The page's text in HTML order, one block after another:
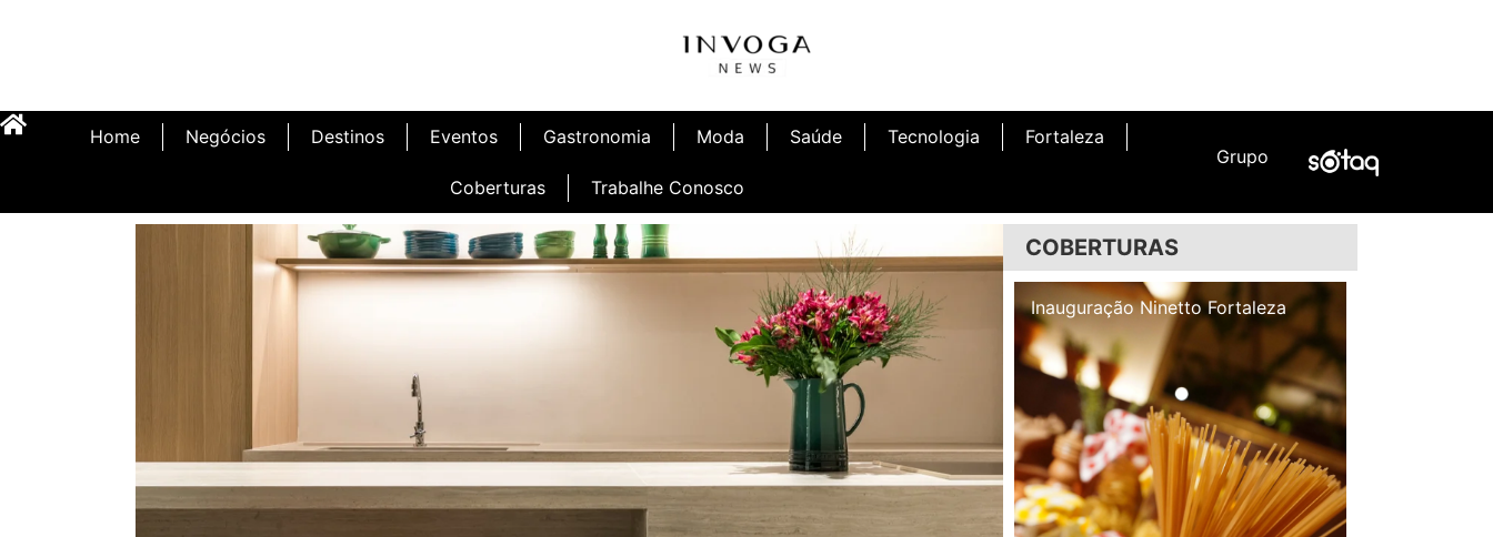
Home Negócios Destinos Eventos Gastronomia Moda Saúde Tecnologia Fortaleza
Coberturas Trabalhe Conosco
Grupo
COBERTURAS
Inauguração Ninetto Fortaleza Inauguração Illa Café